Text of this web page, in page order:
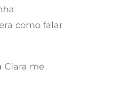
como falar
Clara me